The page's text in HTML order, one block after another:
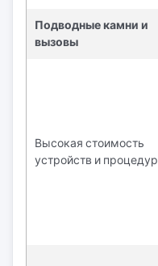
Подводные камни и
вызовы
Высокая стоимость
устройств и процедур